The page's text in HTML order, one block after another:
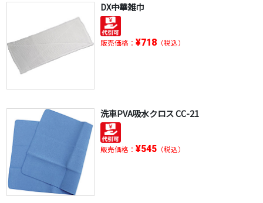
DX中華雑巾
販売価格： ¥718（税込）
洗車PVA吸水クロス CC-21
販売価格： ¥545（税込）